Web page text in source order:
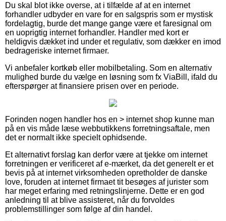
Du skal blot ikke overse, at i tilfælde af at en internet
forhandler udbyder en vare for en salgspris som er mystisk
fordelagtig, burde det mange gange være et faresignal om
en uoprigtig internet forhandler. Handler med kort er
heldigvis dækket ind under et regulativ, som dækker en imod
bedrageriske internet firmaer.
Vi anbefaler kortkøb eller mobilbetaling. Som en alternativ
mulighed burde du vælge en løsning som fx ViaBill, ifald du
efterspørger at finansiere prisen over en periode.
Forinden nogen handler hos en > internet shop kunne man
på en vis måde læse webbutikkens forretningsaftale, men
det er normalt ikke specielt ophidsende.
Et alternativt forslag kan derfor være at tjekke om internet
forretningen er verificeret af e-mærket, da det generelt er et
bevis på at internet virksomheden opretholder de danske
love, foruden at internet firmaet tit besøges af jurister som
har meget erfaring med retningslinjerne. Dette er en god
anledning til at blive assisteret, når du forvoldes
problemstillinger som følge af din handel.